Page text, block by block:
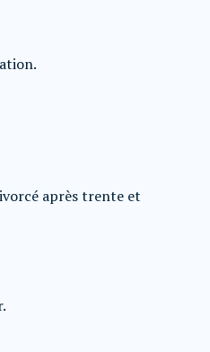
après trente et